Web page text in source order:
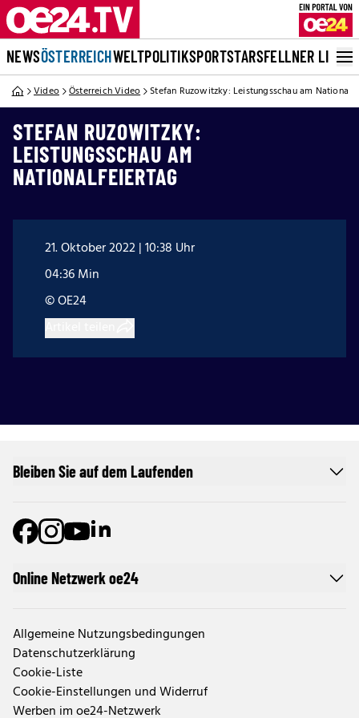
NEWSÖSTERREICHWELTPOLITIKSPORTSTARSFELLNER LIVE
Video Österreich Video Stefan Ruzowitzky: Leistungsschau am
STEFAN RUZOWITZKY:
LEISTUNGSSCHAU AM
NATIONALFEIERTAG
21. Oktober 2022 | 10:38 Uhr
04:36 Min
© OE24
Online Netzwerk oe24
Allgemeine Nutzungsbedingungen
Datenschutzerklärung
Cookie-Liste
Cookie-Einstellungen und Widerruf
Werben im oe24-Netzwerk
Bleiben Sie auf dem Laufenden